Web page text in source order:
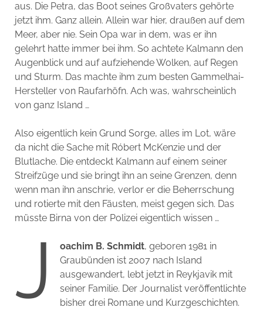
aus. Die Petra, das Boot seines Großvaters gehörte
jetzt ihm. Ganz allein. Allein war hier, draußen auf dem
Meer, aber nie. Sein Opa war in dem, was er ihn
gelehrt hatte immer bei ihm. So achtete Kalmann den
Augenblick und auf aufziehende Wolken, auf Regen
und Sturm. Das machte ihm zum besten Gammelhai-
Hersteller von Raufarhöfn. Ach was, wahrscheinlich
von ganz Island …
Also eigentlich kein Grund Sorge, alles im Lot, wäre
da nicht die Sache mit Róbert McKenzie und der
Blutlache. Die entdeckt Kalmann auf einem seiner
Streifzüge und sie bringt ihn an seine Grenzen, denn
wenn man ihn anschrie, verlor er die Beherrschung
und rotierte mit den Fäusten, meist gegen sich. Das
müsste Birna von der Polizei eigentlich wissen …
J oachim B. Schmidt, geboren 1981 in
Graubünden ist 2007 nach Island
ausgewandert, lebt jetzt in Reykjavik mit
seiner Familie. Der Journalist veröffentlichte
bisher drei Romane und Kurzgeschichten.